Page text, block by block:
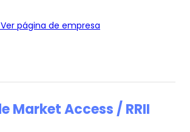
Ver página de empresa
Market Access / RRII